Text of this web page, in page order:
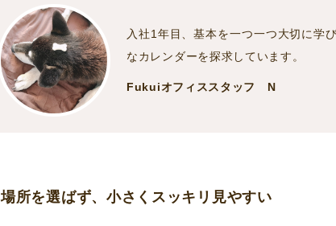
入社1年目、基本を一つ一つ大切に学
なカレンダーを探求しています。
Fukuiオフィススタッフ N
場所を選ばず、小さくスッキリ見やすい